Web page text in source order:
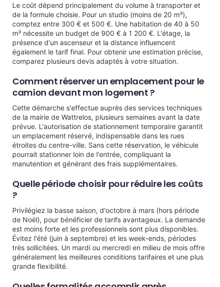
Le coût dépend principalement du volume à transporter et
de la formule choisie. Pour un studio (moins de 20 m³),
comptez entre 300 € et 500 €. Une habitation de 40 à 50
m³ nécessite un budget de 900 € à 1 200 €. L'étage, la
présence d'un ascenseur et la distance influencent
également le tarif final. Pour obtenir une estimation précise,
comparez plusieurs devis adaptés à votre situation.
Comment réserver un emplacement pour le
camion devant mon logement ?
Cette démarche s'effectue auprès des services techniques
de la mairie de Wattrelos, plusieurs semaines avant la date
prévue. L'autorisation de stationnement temporaire garantit
un emplacement réservé, indispensable dans les rues
étroites du centre-ville. Sans cette réservation, le véhicule
pourrait stationner loin de l'entrée, compliquant la
manutention et générant des frais supplémentaires.
Quelle période choisir pour réduire les coûts
?
Privilégiez la basse saison, d'octobre à mars (hors période
de Noël), pour bénéficier de tarifs avantageux. La demande
est moins forte et les professionnels sont plus disponibles.
Évitez l'été (juin à septembre) et les week-ends, périodes
très sollicitées. Un mardi ou mercredi en milieu de mois offre
généralement les meilleures conditions tarifaires et une plus
grande flexibilité.